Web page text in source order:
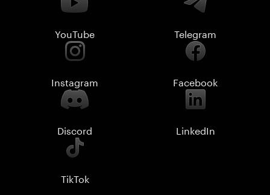
YouTube Telegram
Instagram Facebook
Discord LinkedIn
TikTok